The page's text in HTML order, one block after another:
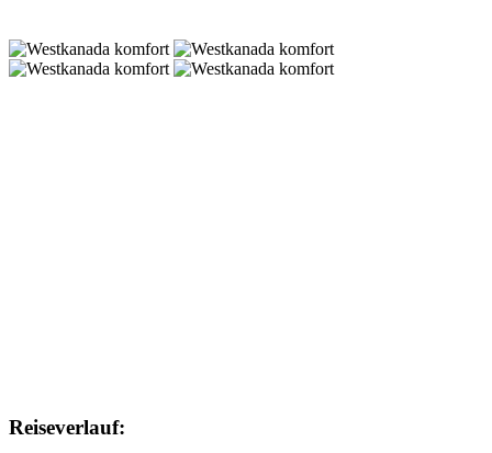
Reiseverlauf: